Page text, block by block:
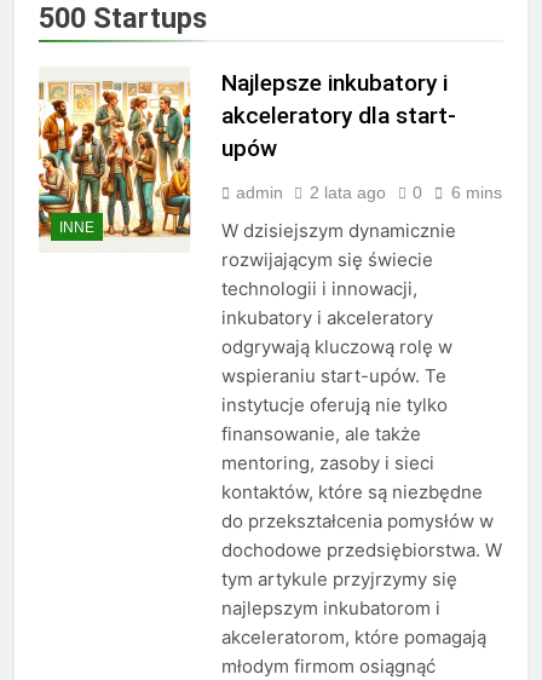
500 Startups
INNE
Najlepsze inkubatory i
akceleratory dla start-
upów
admin 2 lata ago 0 6 mins
W dzisiejszym dynamicznie
rozwijającym się świecie
technologii i innowacji,
inkubatory i akceleratory
odgrywają kluczową rolę w
wspieraniu start-upów. Te
instytucje oferują nie tylko
finansowanie, ale także
mentoring, zasoby i sieci
kontaktów, które są niezbędne
do przekształcenia pomysłów w
dochodowe przedsiębiorstwa. W
tym artykule przyjrzymy się
najlepszym inkubatorom i
akceleratorom, które pomagają
młodym firmom osiągnąć